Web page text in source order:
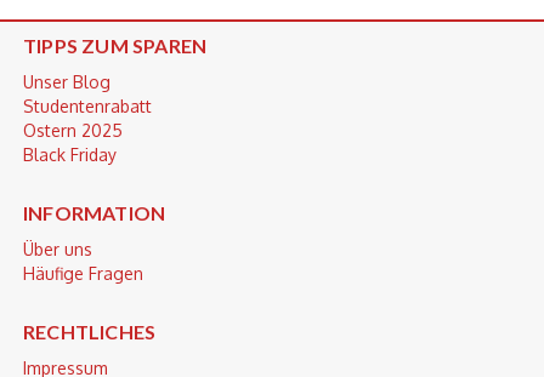
TIPPS ZUM SPAREN
Unser Blog
Studentenrabatt
Ostern 2025
Black Friday
INFORMATION
Über uns
Häufige Fragen
RECHTLICHES
Impressum